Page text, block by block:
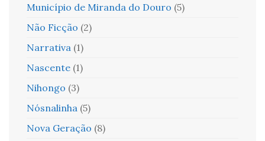
Município de Miranda do Douro (5)
Não Ficção (2)
Narrativa (1)
Nascente (1)
Nihongo (3)
Nósnalinha (5)
Nova Geração (8)